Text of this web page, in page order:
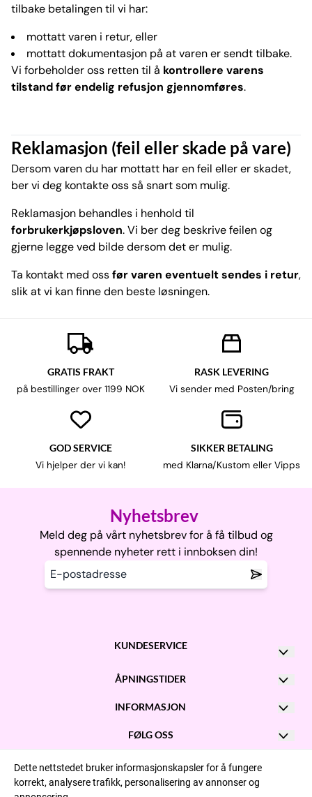
tilbake betalingen til vi har:
mottatt varen i retur, eller
mottatt dokumentasjon på at varen er sendt tilbake.
Vi forbeholder oss retten til å kontrollere varens
tilstand før endelig refusjon gjennomføres.
Reklamasjon (feil eller skade på vare)
Dersom varen du har mottatt har en feil eller er skadet,
ber vi deg kontakte oss så snart som mulig.
Reklamasjon behandles i henhold til
forbrukerkjøpsloven. Vi ber deg beskrive feilen og
gjerne legge ved bilde dersom det er mulig.
Ta kontakt med ossfør varen eventuelt sendes i retur,
slik at vi kan finne den beste løsningen.
GRATIS FRAKT
på bestillinger over 1199 NOK
RASK LEVERING
Vi sender med Posten/bring
GOD SERVICE
Vi hjelper der vi kan!
SIKKER BETALING
med Klarna/Kustom eller Vipps
Nyhetsbrev
Meld deg på vårt nyhetsbrev for å få tilbud og
spennende nyheter rett i innboksen din!
KUNDESERVICE
Kontakt oss
Post@garnhexene.no
Adresse:
Storgata 23, 3181 Horten
ÅPNINGSTIDER
Man - Fre: kl 10 - 16
Onsdag: kl 10 - 20
Lørdag: kl 10 - 15
INFORMASJON
Om oss
FAQ || Ofte stilte spørsmål
Opprett konto
FØLG OSS
Instagram
Dette nettstedet bruker informasjonskapsler for å fungere
korrekt, analysere trafikk, personalisering av annonser og